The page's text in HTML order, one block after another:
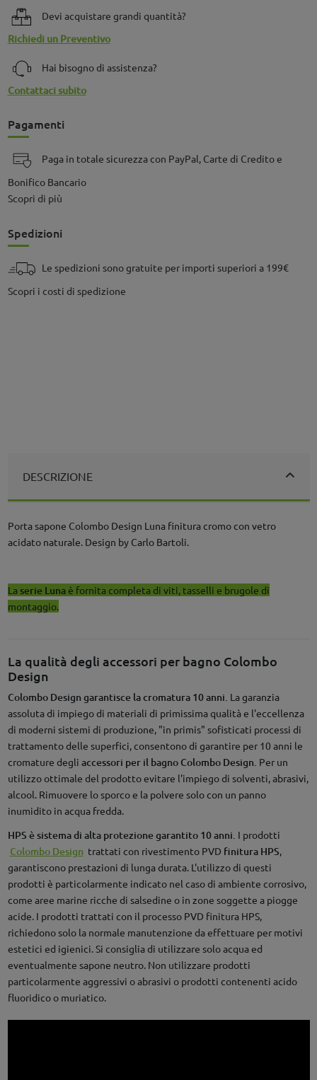
Devi acquistare grandi quantità?
Richiedi un Preventivo
Hai bisogno di assistenza?
Contattaci subito
Pagamenti
Paga in totale sicurezza con PayPal, Carte di Credito e
Bonifico Bancario
Scopri di più
Spedizioni
Le spedizioni sono gratuite per importi superiori a 199€
Scopri i costi di spedizione
DESCRIZIONE
Porta sapone Colombo Design Luna finitura cromo con vetro
acidato naturale. Design by Carlo Bartoli.
La serie Lunaè fornita completa di viti, tasselli e brugole di
montaggio.
La qualità degli accessori per bagno Colombo
Design
Colombo Design garantisce la cromatura 10 anni. La garanzia
assoluta di impiego di materiali di primissima qualità e l'eccellenza
di moderni sistemi di produzione, "in primis" sofisticati processi di
trattamento delle superfici, consentono di garantire per 10 anni le
cromature degli accessori per il bagno Colombo Design. Per un
utilizzo ottimale del prodotto evitare l'impiego di solventi, abrasivi,
alcool. Rimuovere lo sporco e la polvere solo con un panno
inumidito in acqua fredda.
HPS è sistema di alta protezione garantito 10 anni. I prodotti
Colombo Design trattati con rivestimento PVD finitura HPS,
garantiscono prestazioni di lunga durata. L'utilizzo di questi
prodotti è particolarmente indicato nel caso di ambiente corrosivo,
come aree marine ricche di salsedine o in zone soggette a piogge
acide. I prodotti trattati con il processo PVD finitura HPS,
richiedono solo la normale manutenzione da effettuare per motivi
estetici ed igienici. Si consiglia di utilizzare solo acqua ed
eventualmente sapone neutro. Non utilizzare prodotti
particolarmente aggressivi o abrasivi o prodotti contenenti acido
fluoridico o muriatico.